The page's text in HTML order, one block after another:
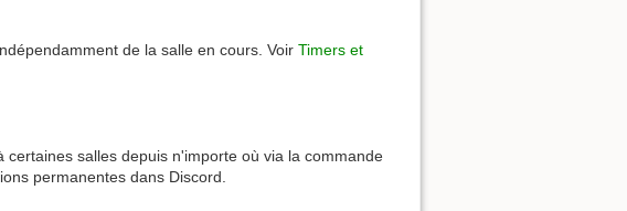
de la salle en cours. Voir Timers et
salles depuis n'importe où via la commande
permanentes dans Discord.